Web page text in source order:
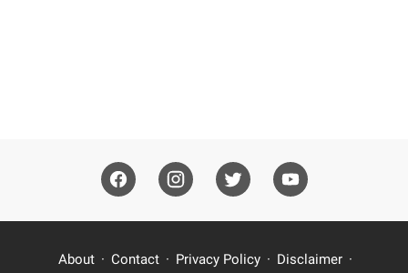
About Contact Privacy Policy Disclaimer